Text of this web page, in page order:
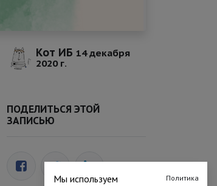
Кот ИБ 14 декабря
2020 г.
ПОДЕЛИТЬСЯ ЭТОЙ
ЗАПИСЬЮ
Мы используем
Политика